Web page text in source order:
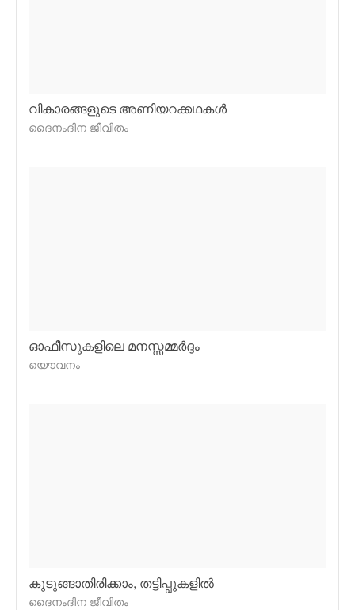
വികാരങ്ങളുടെ അണിയറക്കഥകള്‍
ദൈനംദിന ജീവിതം
ഓഫീസുകളിലെ മനസ്സമ്മര്‍ദ്ദം
യൌവനം
കുടുങ്ങാതിരിക്കാം, തട്ടിപ്പുകളില്‍
ദൈനംദിന ജീവിതം